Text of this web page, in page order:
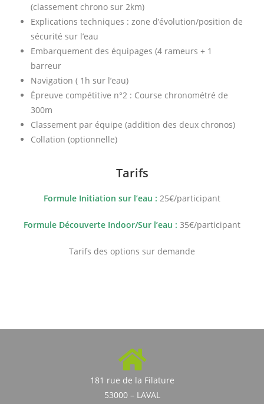
(classement chrono sur 2km)
Explications techniques : zone d’évolution/position de
sécurité sur l’eau
Embarquement des équipages (4 rameurs + 1
barreur
Navigation ( 1h sur l’eau)
Épreuve compétitive n°2 : Course chronométré de
300m
Classement par équipe (addition des deux chronos)
Collation (optionnelle)
Tarifs
Formule Initiation sur l’eau : 25€/participant
Formule Découverte Indoor/Sur l’eau : 35€/participant
Tarifs des options sur demande
181 rue de la Filature
53000 – LAVAL